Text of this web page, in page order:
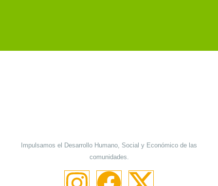
Impulsamos el Desarrollo Humano, Social y Económico de las
comunidades.